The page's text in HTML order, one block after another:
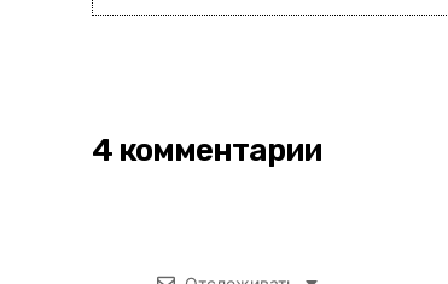
4 комментарии